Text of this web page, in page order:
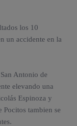
los 10
un accidente en la
Antonio de
elevando una
Espinoza y
Pocitos tambien se